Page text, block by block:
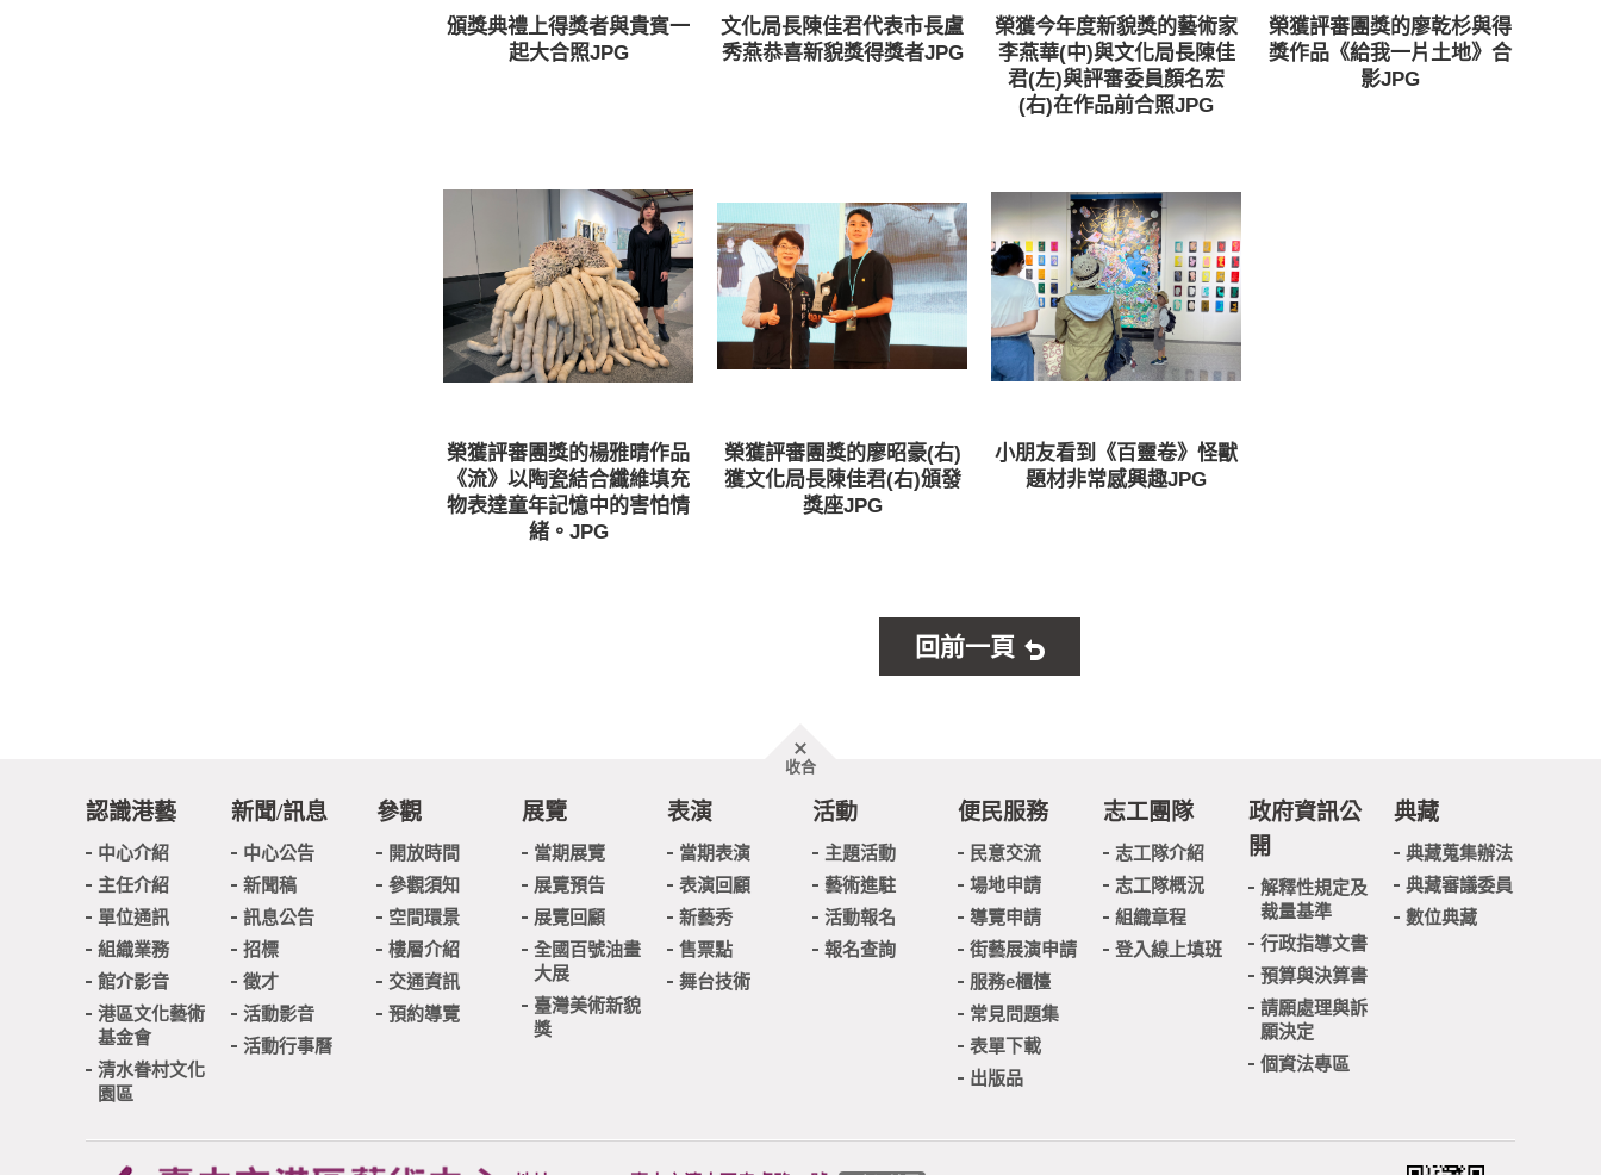
頒獎典禮上得獎者與貴賓一
起大合照JPG
文化局長陳佳君代表市長盧
秀燕恭喜新貌獎得獎者JPG
榮獲今年度新貌獎的藝術家
李燕華(中)與文化局長陳佳
君(左)與評審委員顏名宏
(右)在作品前合照JPG
榮獲評審團獎的廖乾杉與得
獎作品《給我一片土地》合
影JPG
榮獲評審團獎的楊雅晴作品
《流》以陶瓷結合纖維填充
物表達童年記憶中的害怕情
緒。JPG
榮獲評審團獎的廖昭豪(右)
獲文化局長陳佳君(右)頒發
獎座JPG
小朋友看到《百靈卷》怪獸
題材非常感興趣JPG
回前一頁
收合胖
尾
認識港藝
中心介紹
主任介紹
單位通訊
組織業務
館介影音
港區文化藝術
基金會
清水眷村文化
園區
新聞/訊息
中心公告
新聞稿
訊息公告
招標
徵才
活動影音
活動行事曆
參觀
開放時間
參觀須知
空間環景
樓層介紹
交通資訊
預約導覽
展覽
當期展覽
展覽預告
展覽回顧
全國百號油畫
大展
臺灣美術新貌
獎
表演
當期表演
表演回顧
新藝秀
售票點
舞台技術
活動
主題活動
藝術進駐
活動報名
報名查詢
便民服務
民意交流
場地申請
導覽申請
街藝展演申請
服務e櫃檯
常見問題集
表單下載
出版品
志工團隊
志工隊介紹
志工隊概況
組織章程
登入線上填班
政府資訊公
開
解釋性規定及
裁量基準
行政指導文書
預算與決算書
請願處理與訴
願決定
個資法專區
典藏
典藏蒐集辦法
典藏審議委員
數位典藏